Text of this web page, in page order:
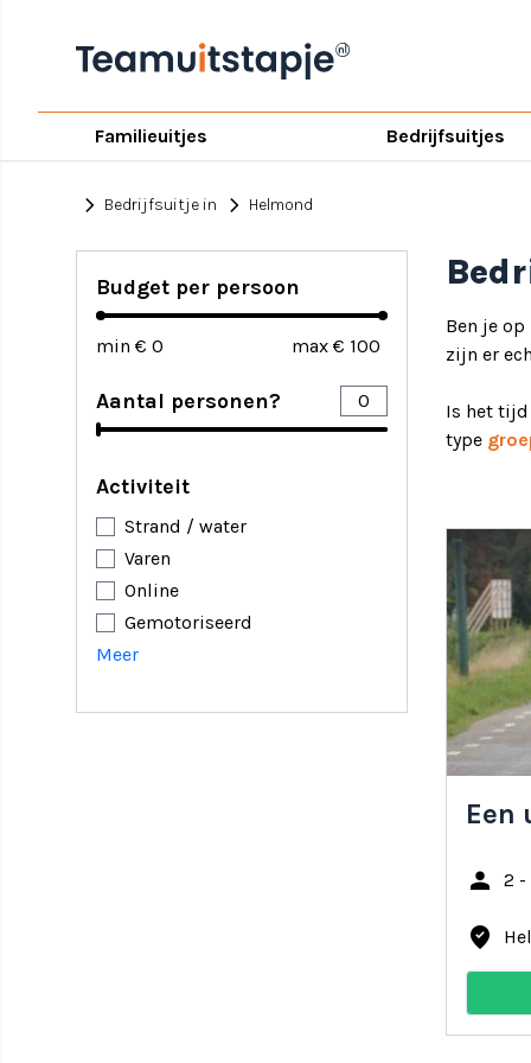
Familieuitjes Bedrijfsuitjes
chevron_right Bedrijfsuitje in chevron_right Helmond
Budget per persoon
min € max €
Aantal personen?
Activiteit
Strand / water
Varen
Online
Gemotoriseerd
Meer
Ben je op
zijn er
Is het tijd
type
Een
person
2 -
where_to_vote